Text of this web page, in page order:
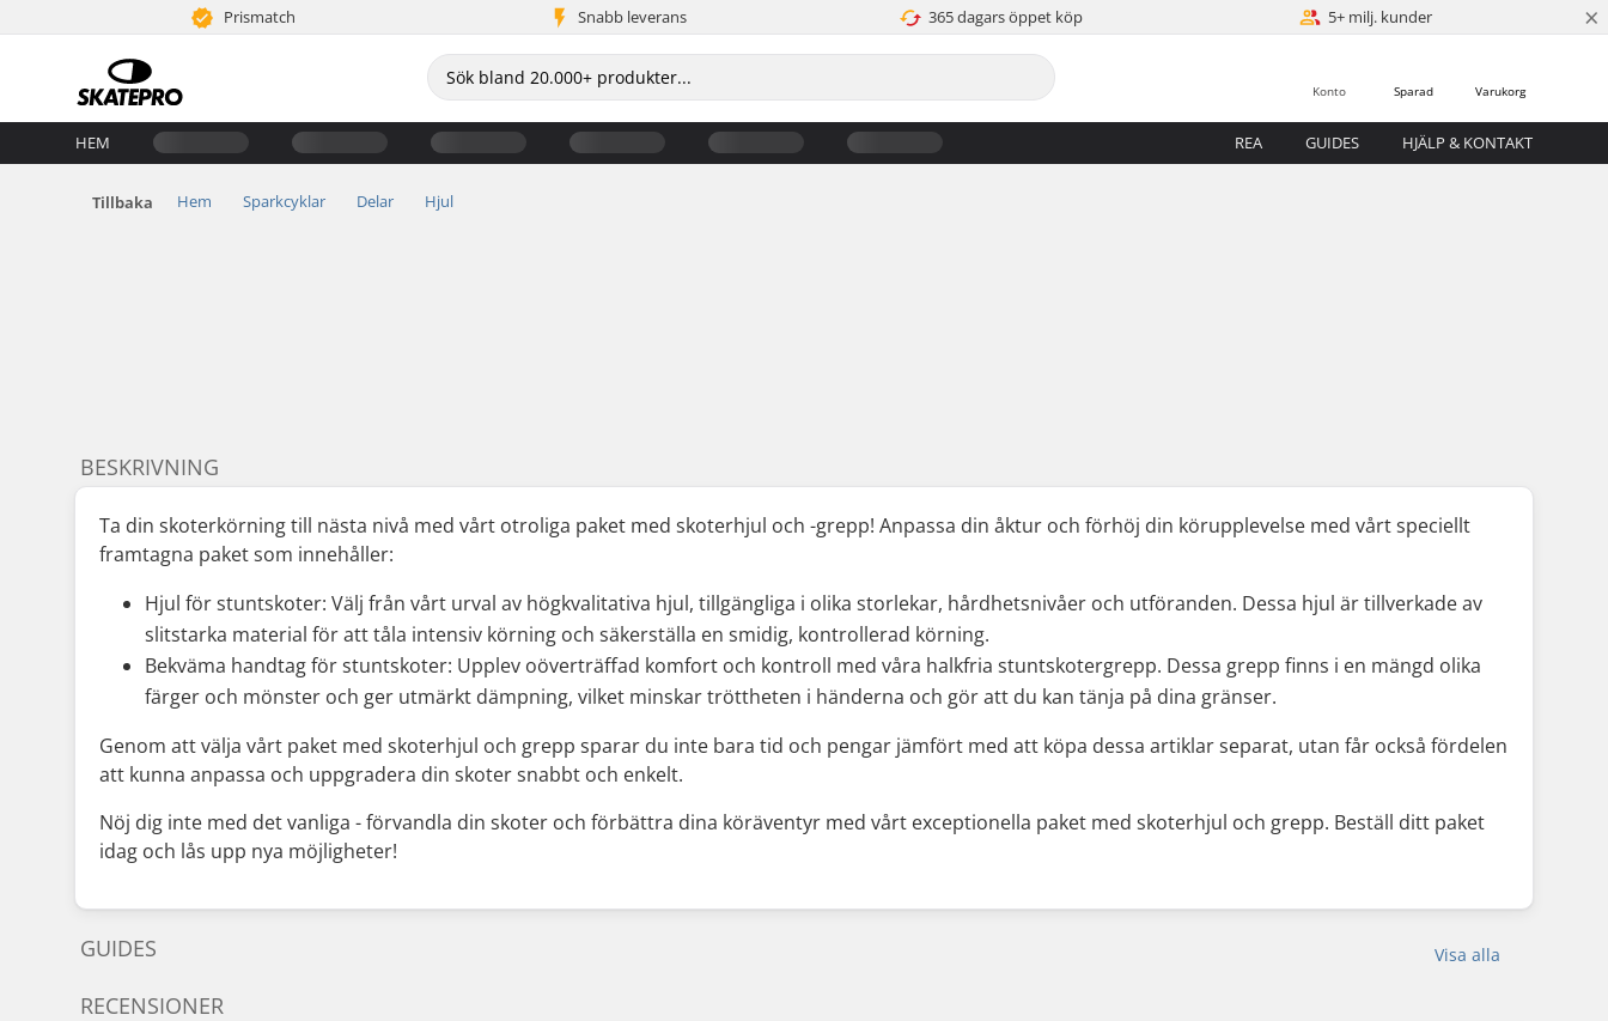
Prismatch Snabb leverans 365 dagars öppet köp 5+ milj. kunder ×
Varukorg
Sparad
Konto
HEM REA GUIDES HJÄLP & KONTAKT
Tillbaka Hem Sparkcyklar Delar Hjul
BESKRIVNING
Ta din skoterkörning till nästa nivå med vårt otroliga paket med skoterhjul och -grepp! Anpassa din åktur och förhöj din körupplevelse med vårt speciellt
framtagna paket som innehåller:
Hjul för stuntskoter: Välj från vårt urval av högkvalitativa hjul, tillgängliga i olika storlekar, hårdhetsnivåer och utföranden. Dessa hjul är tillverkade av
slitstarka material för att tåla intensiv körning och säkerställa en smidig, kontrollerad körning.
Bekväma handtag för stuntskoter: Upplev oöverträffad komfort och kontroll med våra halkfria stuntskotergrepp. Dessa grepp finns i en mängd olika
färger och mönster och ger utmärkt dämpning, vilket minskar tröttheten i händerna och gör att du kan tänja på dina gränser.
Genom att välja vårt paket med skoterhjul och grepp sparar du inte bara tid och pengar jämfört med att köpa dessa artiklar separat, utan får också fördelen
att kunna anpassa och uppgradera din skoter snabbt och enkelt.
Nöj dig inte med det vanliga - förvandla din skoter och förbättra dina köräventyr med vårt exceptionella paket med skoterhjul och grepp. Beställ ditt paket
idag och lås upp nya möjligheter!
Visa alla
GUIDES
RECENSIONER